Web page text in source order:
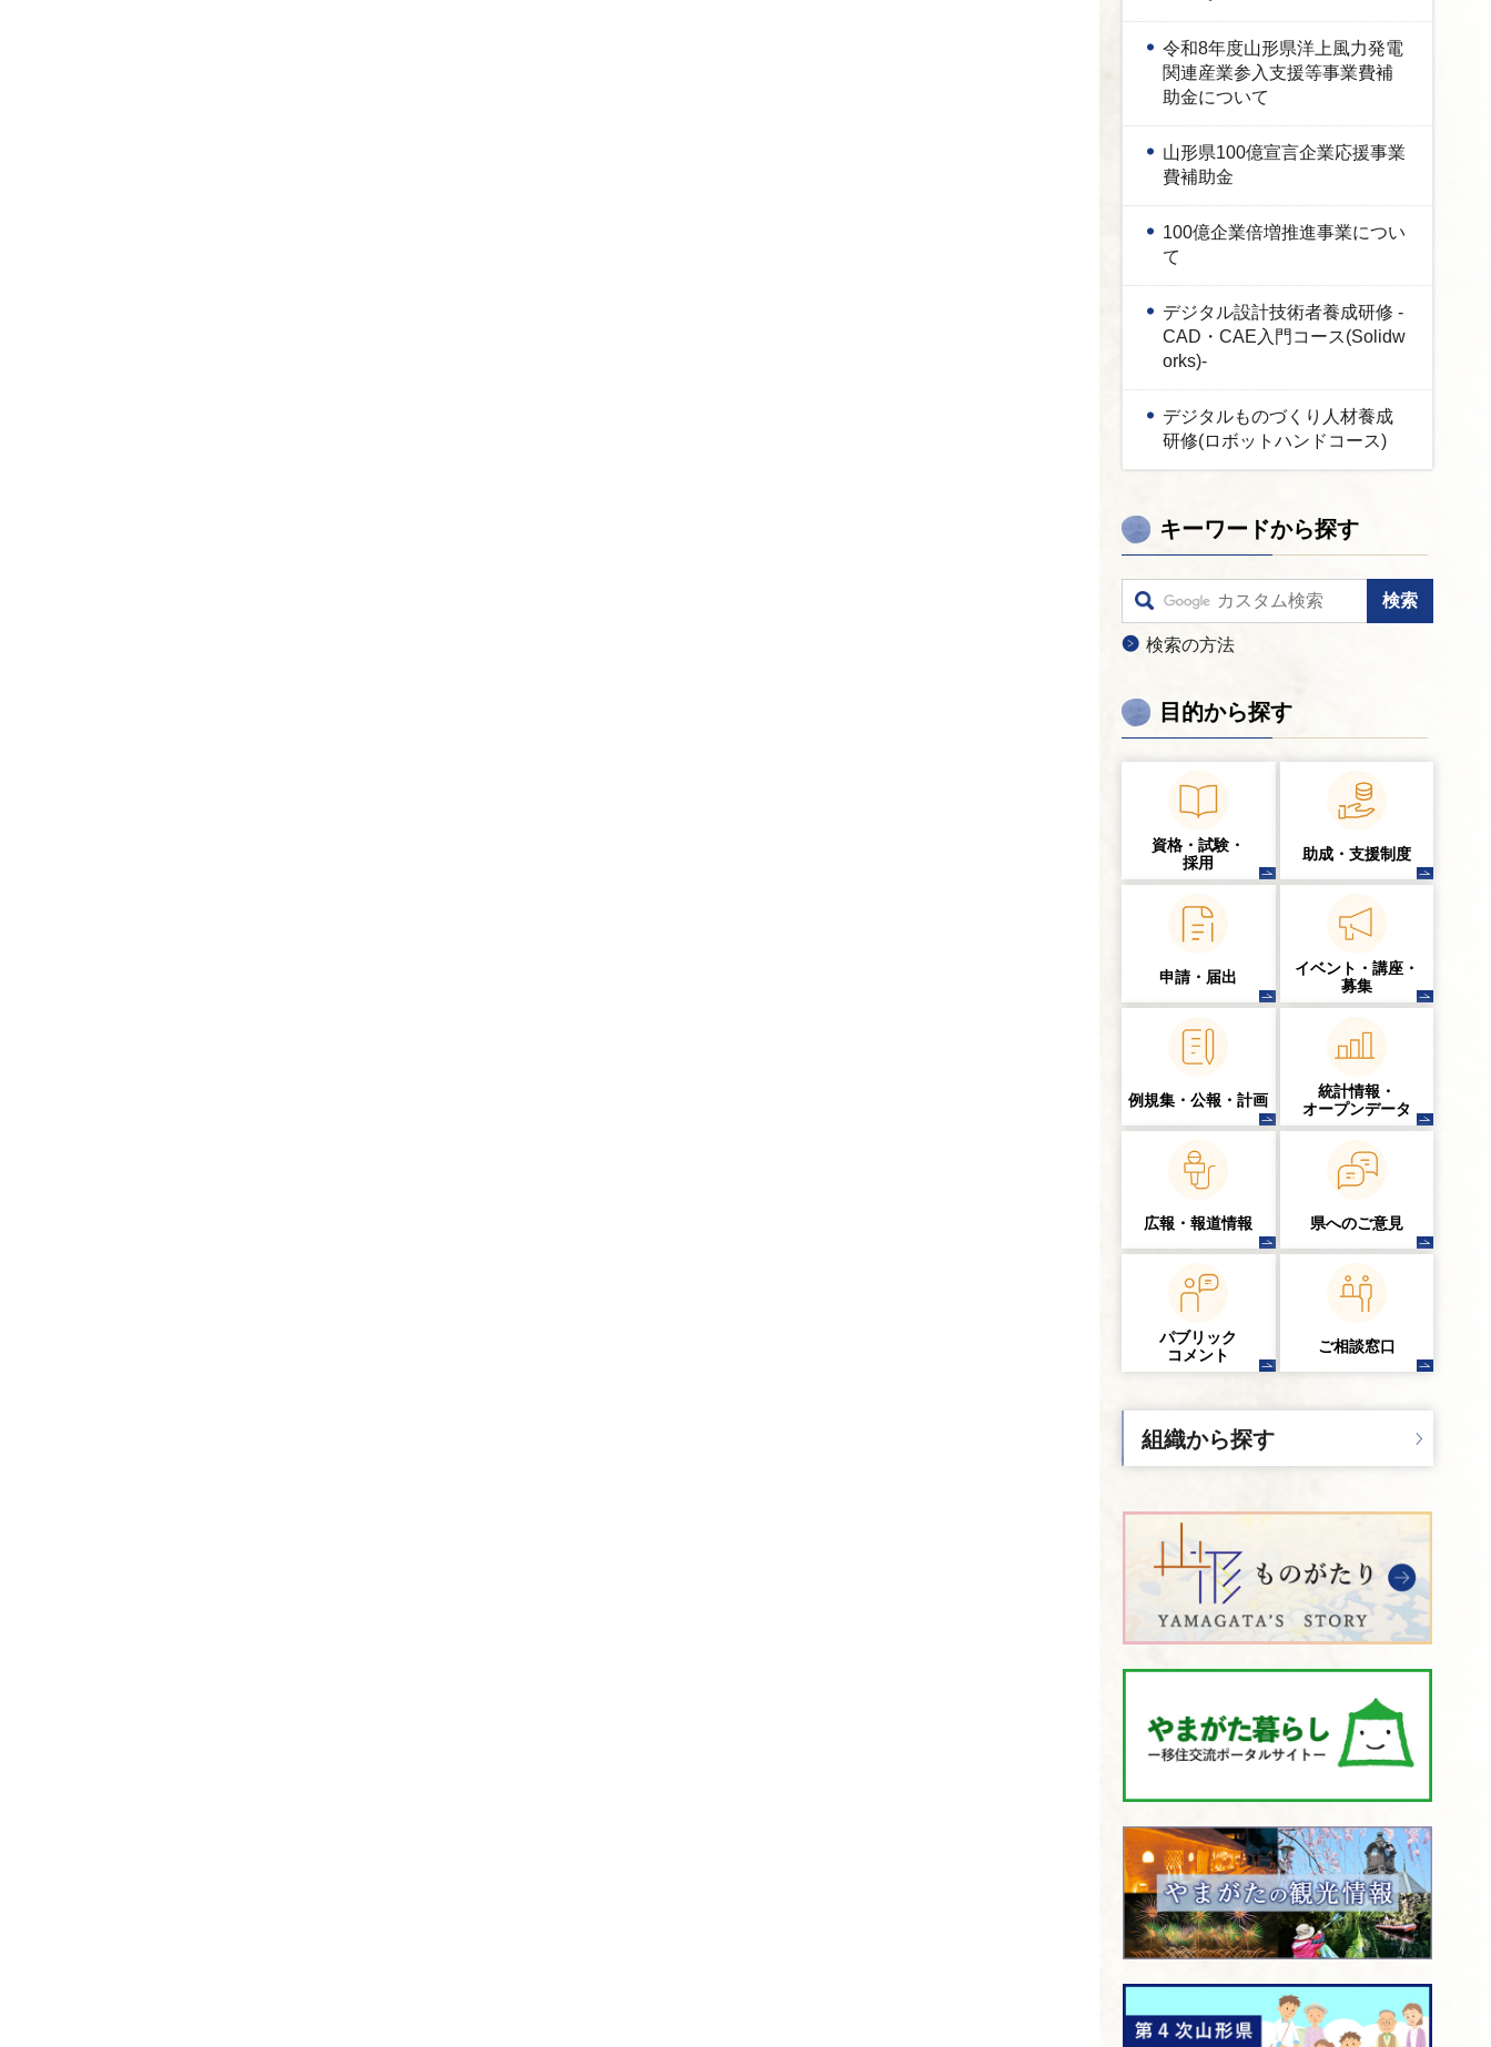
令和8年度山形県洋上風力発電
関連産業参入支援等事業費補
助金について
山形県100億宣言企業応援事業
費補助金
100億企業倍増推進事業につい
て
デジタル設計技術者養成研修 -
CAD・CAE入門コース(Solidw
orks)-
デジタルものづくり人材養成
研修(ロボットハンドコース)
キーワードから探す
検索の方法
目的から探す
資格・試験・
採用
助成・支援制度
申請・届出
イベント・講座・
募集
例規集・公報・計画
統計情報・
オープンデータ
広報・報道情報 県へのご意見
パブリック
コメント
ご相談窓口
組織から探す